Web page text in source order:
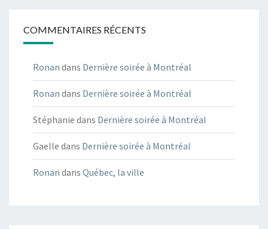
COMMENTAIRES RÉCENTS
Ronan dans Dernière soirée à Montréal
Ronan dans Dernière soirée à Montréal
Stéphanie dans Dernière soirée à Montréal
Gaelle dans Dernière soirée à Montréal
Ronan dans Québec, la ville